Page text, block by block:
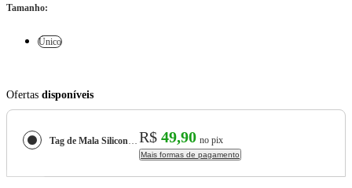
Tamanho:
Único
Ofertas disponíveis
Tag de Mala Silicone Harry Potter Harry Potter R$ 49,90 no pix
Mais formas de pagamento